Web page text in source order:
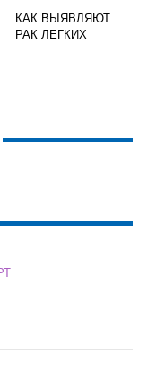
КАК ВЫЯВЛЯЮТ
РАК ЛЕГКИХ